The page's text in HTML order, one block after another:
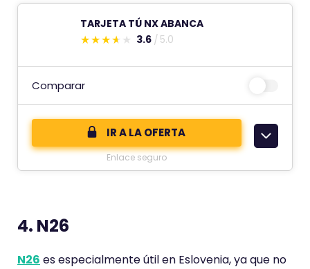
u
n
t
u
a
c
i
n
TARJETA TÚ NX ABANCA
E
s
t
e
c
3.6 5.0
Comparar
IR A LA OFERTA
Enlace seguro
4. N26
N26 es especialmente útil en Eslovenia, ya que no